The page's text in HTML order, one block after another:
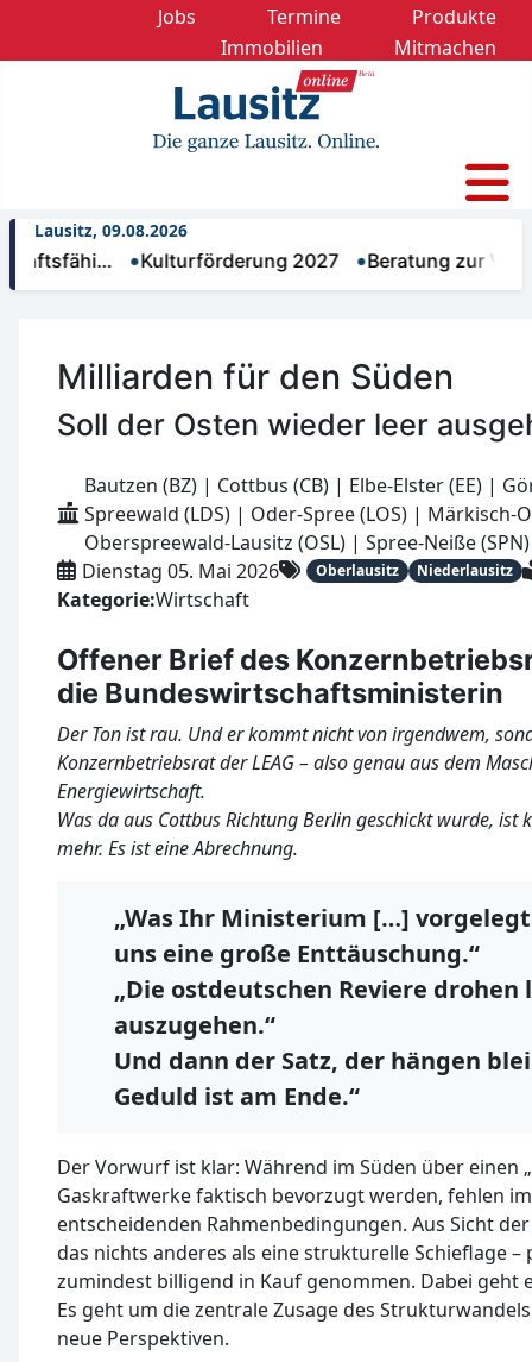
Jobs Termine
Produkte
Immobilien
Mitmachen
Lausitz, 09.08.2026
Kulturförderung 2027 Beratung zur
Milliarden für den Süden
Soll der Osten wieder leer
Bautzen (BZ) | Cottbus (CB) | Elbe-Elster (EE) |
Spreewald (LDS) | Oder-Spree (LOS) | Märkisch-
Oberspreewald-Lausitz (OSL) | Spree-Neiße (SPN)
Dienstag 05. Mai 2026
Oberlausitz Niederlausitz
Kategorie:Wirtschaft
Offener Brief des
die Bundeswirtschaftsministerin
Der Ton ist rau. Und er kommt nicht von irgendwem,
Konzernbetriebsrat der LEAG – also genau aus dem
Energiewirtschaft.
Was da aus Cottbus Richtung Berlin geschickt wurde, ist
mehr. Es ist eine Abrechnung.
„Was Ihr Ministerium […]
uns eine große Enttäuschung.“
„Die ostdeutschen Reviere drohen
auszugehen.“
Und dann der Satz, der hängen
Geduld ist am Ende.“
Der Vorwurf ist klar: Während im Süden über einen
Gaskraftwerke faktisch bevorzugt werden, fehlen
entscheidenden Rahmenbedingungen. Aus Sicht
das nichts anderes als eine strukturelle Schieflage
zumindest billigend in Kauf genommen. Dabei geht
Es geht um die zentrale Zusage des
neue Perspektiven.